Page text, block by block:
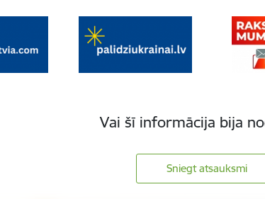
Vai šī informācija bija
Sniegt atsauksmi